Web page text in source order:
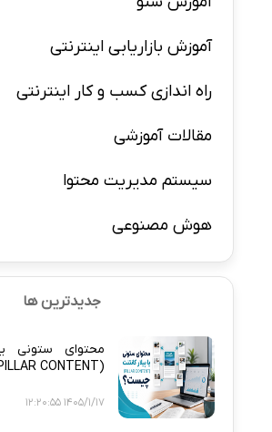
آموزش بازاریابی اینترنتی
راه اندازی کسب و کار اینترنتی
مقالات آموزشی
سیستم مدیریت محتوا
هوش مصنوعی
جدیدترین ها
محتوای ستونی
(PILLAR CONTENT) چیست؟
1405/1/17 12:20:55